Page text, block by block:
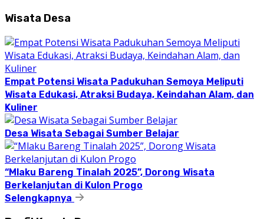
Wisata Desa
Empat Potensi Wisata Padukuhan Semoya Meliputi
Wisata Edukasi, Atraksi Budaya, Keindahan Alam, dan
Kuliner
Desa Wisata Sebagai Sumber Belajar
“Mlaku Bareng Tinalah 2025”, Dorong Wisata
Berkelanjutan di Kulon Progo
Selengkapnya